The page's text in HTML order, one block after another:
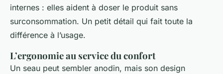
internes : elles aident à doser le produit sans
surconsommation. Un petit détail qui fait toute la
différence à l’usage.
L’ergonomie au service du confort
Un seau peut sembler anodin, mais son design